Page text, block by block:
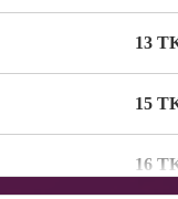
13
15
16